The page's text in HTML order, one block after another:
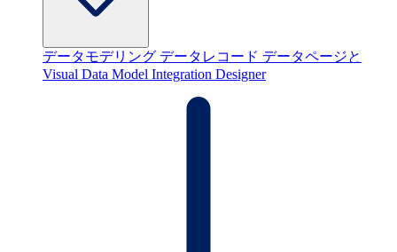
データモデリング データレコード データページと
Visual Data Model Integration Designer